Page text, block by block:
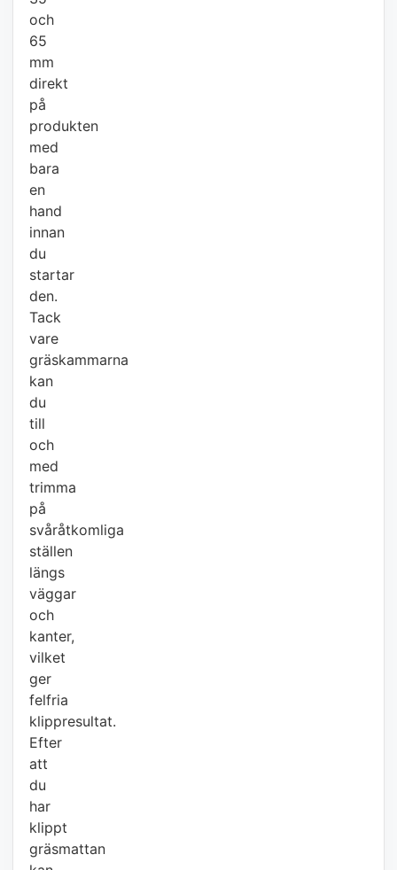
och
65
mm
direkt
på
produkten
med
bara
en
hand
innan
du
startar
den.
Tack
vare
gräskammarna
kan
du
till
och
med
trimma
på
svåråtkomliga
ställen
längs
väggar
och
kanter,
vilket
ger
felfria
klippresultat.
Efter
att
du
har
klippt
gräsmattan